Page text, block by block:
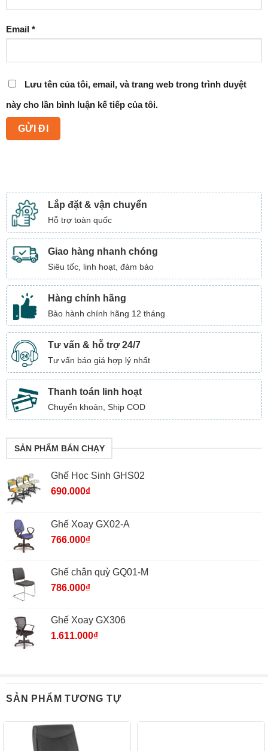
Email *
Lưu tên của tôi, email, và trang web trong trình duyệt
này cho lần bình luận kế tiếp của tôi.
Lắp đặt & vận chuyển
Hỗ trợ toàn quốc
Giao hàng nhanh chóng
Siêu tốc, linh hoạt, đảm bảo
Hàng chính hãng
Bảo hành chính hãng 12 tháng
Tư vấn & hỗ trợ 24/7
Tư vấn báo giá hợp lý nhất
Thanh toán linh hoạt
Chuyển khoản, Ship COD
SẢN PHẨM BÁN CHẠY
Ghế Học Sinh GHS02
690.000₫
Ghế Xoay GX02-A
766.000₫
Ghế chân quỳ GQ01-M
786.000₫
Ghế Xoay GX306
1.611.000₫
SẢN PHẨM TƯƠNG TỰ